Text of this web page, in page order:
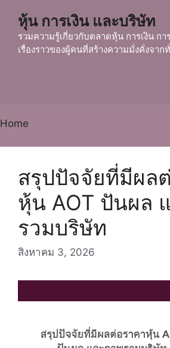
content
หุ้น การเงิน และบริษัท
รวมความรู้เกี่ยวกับตลาดหุ้น การเงิน ก
เรื่องราวของผู้คนที่สร้างความมั่งคั่งจาก
Home
สรุปปัจจัยที่มีผล
หุ้น AOT ปันผล
รวมบริษัท
สิงหาคม 3, 2026